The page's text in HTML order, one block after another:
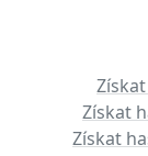
Získat
Získat